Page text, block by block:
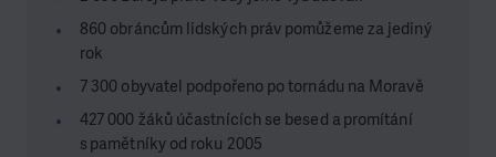
860 obráncům lidských práv pomůžeme za jediný
rok
7 300 obyvatel podpořeno po tornádu na Moravě
427 000 žáků účastnících se besed a promítání
s pamětníky od roku 2005